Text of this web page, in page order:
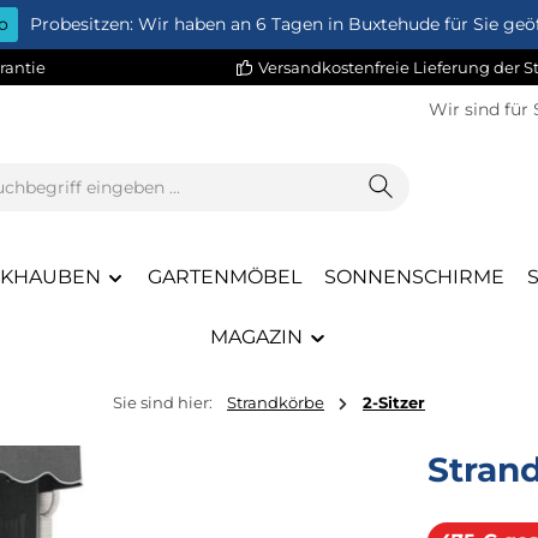
Probesitzen: Wir haben an 6 Tagen in Buxtehude für Sie
Versandkostenfreie Lieferung der
Wir sind für
GARTENMÖBEL SONNENSCHIRME
MAGAZIN
Sie sind hier: Strandkörbe 2-Sitzer